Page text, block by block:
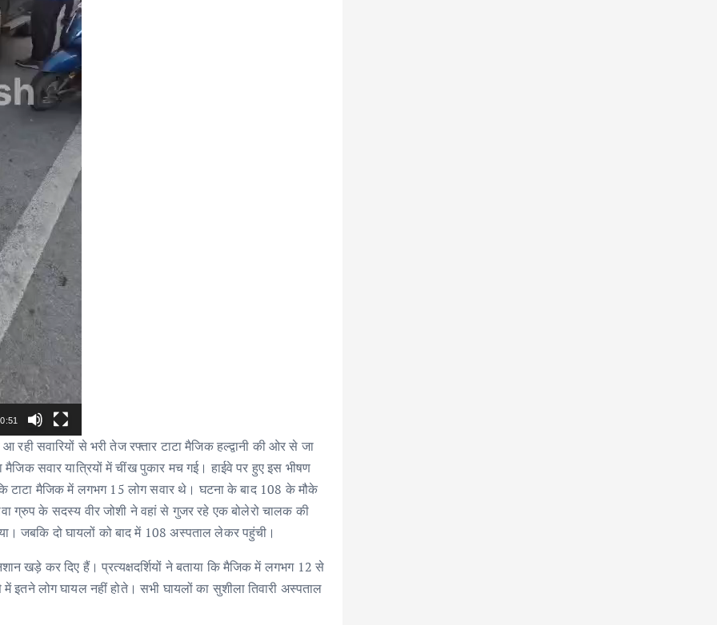
सवारियों से भरी तेज रफ्तार टाटा मैजिक हल्द्वानी की ओर से जा
सवार यात्रियों में चींख पुकार मच गई। हाईवे पर हुए इस भीषण
टाटा मैजिक में लगभग 15 लोग सवार थे। घटना के बाद 108 के मौके
ग्रुप के सदस्य वीर जोशी ने वहां से गुजर रहे एक बोलेरो चालक की
जबकि दो घायलों को बाद में 108 अस्पताल लेकर पहुंची।
खड़े कर दिए हैं। प्रत्यक्षदर्शियों ने बताया कि मैजिक में लगभग 12 से
इतने लोग घायल नहीं होते। सभी घायलों का सुशीला तिवारी अस्पताल